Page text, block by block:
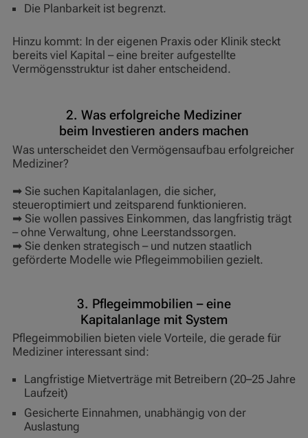
Die Planbarkeit ist begrenzt.
Hinzu kommt: In der eigenen Praxis oder Klinik steckt
bereits viel Kapital – eine breiter aufgestellte
Vermögensstruktur ist daher entscheidend.
2. Was erfolgreiche Mediziner
beim Investieren anders machen
Was unterscheidet den Vermögensaufbau erfolgreicher
Mediziner?
➡ Sie suchen Kapitalanlagen, die sicher,
steueroptimiert und zeitsparend funktionieren.
➡ Sie wollen passives Einkommen, das langfristig trägt
– ohne Verwaltung, ohne Leerstandssorgen.
➡ Sie denken strategisch – und nutzen staatlich
geförderte Modelle wie Pflegeimmobilien gezielt.
3. Pflegeimmobilien – eine
Kapitalanlage mit System
Pflegeimmobilien bieten viele Vorteile, die gerade für
Mediziner interessant sind:
Langfristige Mietverträge mit Betreibern (20–25 Jahre
Laufzeit)
Gesicherte Einnahmen, unabhängig von der
Auslastung